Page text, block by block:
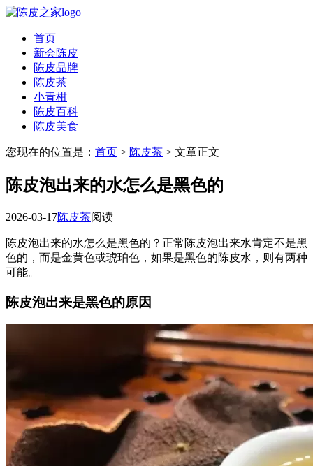
首页
新会陈皮
陈皮品牌
陈皮茶
小青柑
陈皮百科
陈皮美食
您现在的位置是： 首页 > 陈皮茶 > 文章正文
陈皮泡出来的水怎么是黑色的
2026-03-17陈皮茶阅读
陈皮泡出来的水怎么是黑色的？正常陈皮泡出来水肯定不是黑
色的，而是金黄色或琥珀色，如果是黑色的陈皮水，则有两种
可能。
陈皮泡出来是黑色的原因